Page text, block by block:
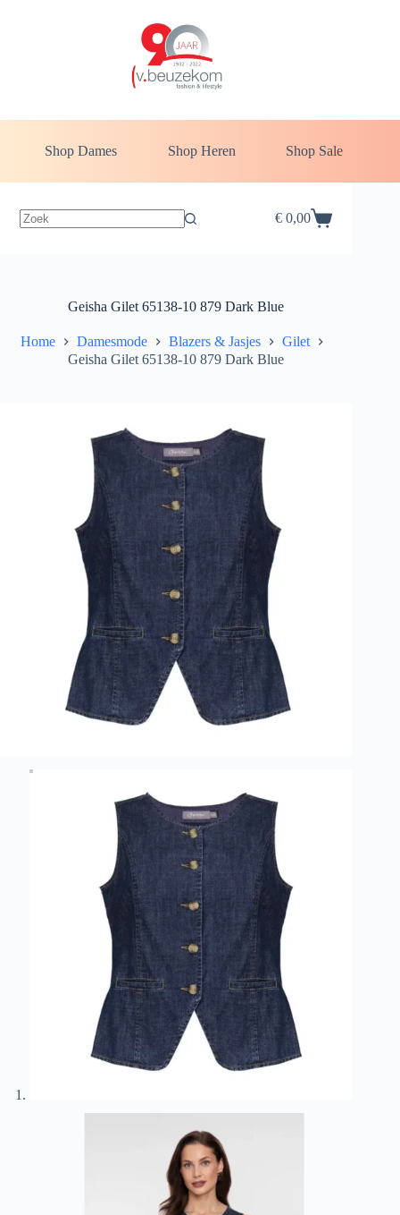
Shop Dames Shop Heren Shop Sale
Winkelwagen
€0,00
Geisha Gilet 65138-10 879 Dark Blue
Home Damesmode Blazers & Jasjes
Gilet
Geisha Gilet 65138-10 879 Dark Blue